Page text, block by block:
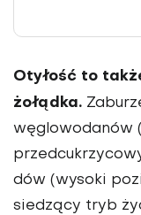
Otyłość to
żołądka.
węglowodanów
dów (wysoki
siedzący tryb